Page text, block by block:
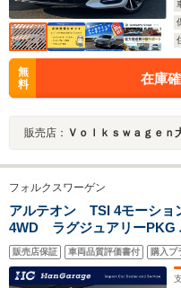
無
料
在庫
販売店： Ｖｏｌｋｓｗａｇｅｎ
フォルクスワーゲン
アルテオン TSI 4モーショ
4WD ラグジュアリーPKG
フ HarmanKardonプレミア
ンセーフティ アダプティブ
ビTV アラウンドビューカ
販売店保証 車両品質評価書付 購入プ